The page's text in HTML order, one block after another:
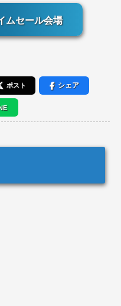
ムセール会場
ポスト シェア